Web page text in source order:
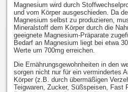
Magnesium wird durch
und vom Körper ausgeschieden. Da
Magnesium selbst zu produzieren,
Mineralstoff dem Körper durch die
geeignete Magnesium-Präparate
Bedarf an Magnesium liegt bei etwa
Werte um 700mg erreichen.
Die Ernährungsgewohnheiten in den
sorgen nicht nur für ein vermindertes
Körper (z.B. durch übermäßigen
Teigwaren, Zucker, Süßspeisen, Fast